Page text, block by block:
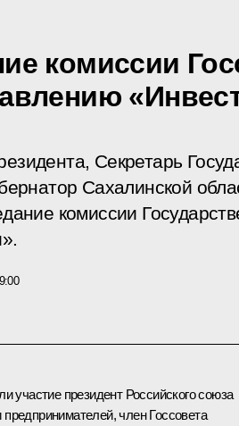
комиссии
Секретарь
Сахалинской
комиссии
участие президент Российского союза
член Госсовета